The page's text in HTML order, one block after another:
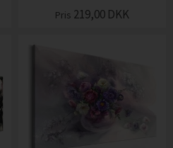
Pris 219,00 DKK